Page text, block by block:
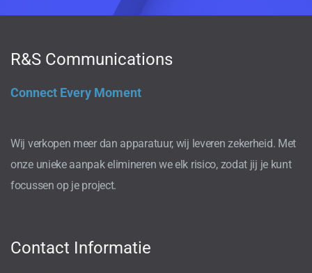
R&S Communications
Connect Every Moment
Wij verkopen meer dan apparatuur, wij leveren zekerheid. Met
onze unieke aanpak elimineren we elk risico, zodat jij je kunt
focussen op je project.
Contact Informatie